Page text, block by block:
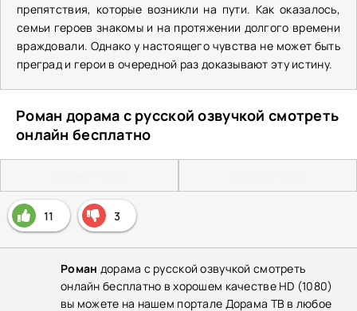
препятствия, которые возникли на пути. Как оказалось,
семьи героев знакомы и на протяжении долгого времени
враждовали. Однако у настоящего чувства не может быть
преград и герои в очередной раз доказывают эту истину.
Роман дорама с русской озвучкой смотреть
онлайн бесплатно
11 3
Роман дорама с русской озвучкой смотреть
онлайн бесплатно в хорошем качестве HD (1080)
вы можете на нашем портале Дорама ТВ в любое